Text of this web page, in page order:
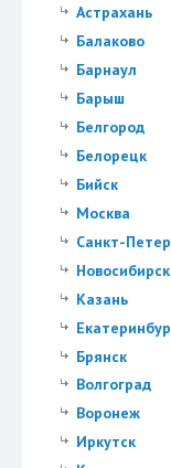
Астрахань
Балаково
Барнаул
Барыш
Белгород
Белорецк
Бийск
Москва
Санкт-
Новосибирск
Казань
Брянск
Волгоград
Воронеж
Иркутск